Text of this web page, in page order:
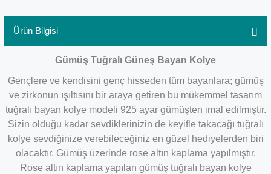
Ürün Bilgisi
Gümüş Tuğralı Güneş Bayan Kolye
Gençlere ve kendisini genç hisseden tüm bayanlara; gümüş
ve zirkonun ışıltısını bir araya getiren bu mükemmel tasarım
tuğralı bayan kolye modeli 925 ayar gümüşten imal edilmiştir.
Sizin olduğu kadar sevdiklerinizin de keyifle takacağı tuğralı
kolye sevdiğinize verebileceğiniz en güzel hediyelerden biri
olacaktır. Gümüş üzerinde rose altın kaplama yapılmıştır.
Rose altın kaplama yapılan gümüş tuğralı bayan kolye